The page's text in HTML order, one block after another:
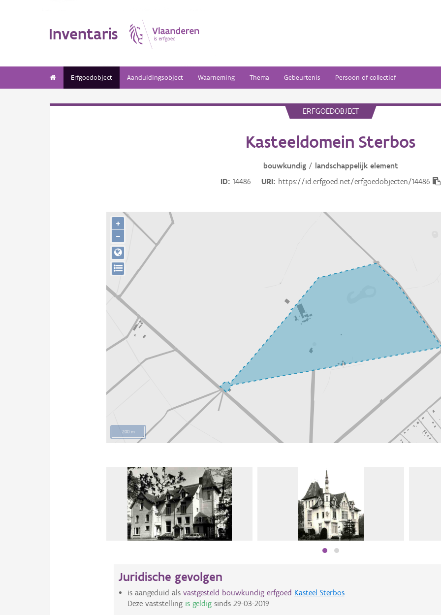
Inventaris
Erfgoedobject Aanduidingsobject Waarneming Thema Gebeurtenis Persoon of collectief
ERFGOEDOBJECT
Kasteeldomein Sterbos
bouwkundig/ landschappelijk element
ID
14486 URI https://id.erfgoed.net/erfgoedobjecten/14486
200 m
+
−
Juridische gevolgen
is aangeduid als vastgesteld bouwkundig erfgoed Kasteel Sterbos
Deze vaststelling is geldigsinds 29-03-2019